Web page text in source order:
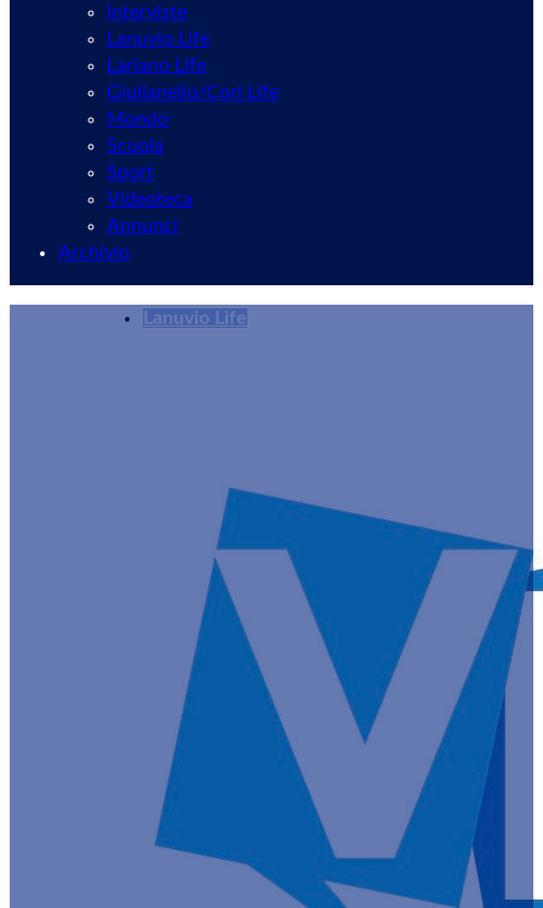
Interviste
Lanuvio Life
Lariano Life
Giulianello/Cori Life
Mondo
Scuola
Sport
Videoteca
Annunci
Archivio
Lanuvio Life